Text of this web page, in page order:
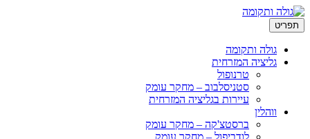
גולה ותקומה
גליציה המזרחית
טרנופול
סטניסלבוב – מחקר עומק
עיירות בגליציה המזרחית
ווהלין
ברסטצ'קה – מחקר עומק
לודביפול – מחקר עומק